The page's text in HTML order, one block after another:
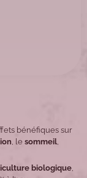
bénéfiques sur
, le sommeil
biologique